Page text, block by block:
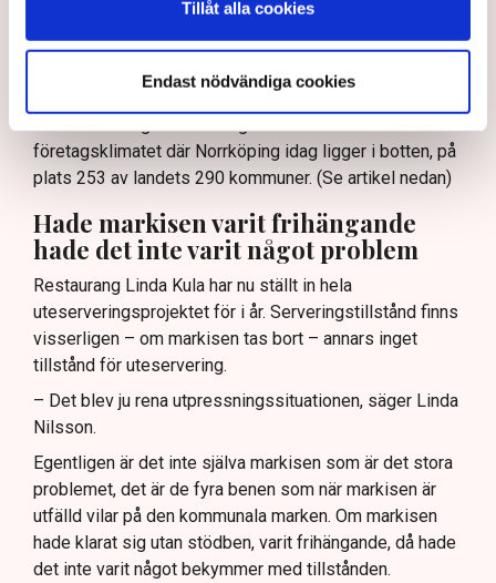
Tillåt alla cookies
Endast nödvändiga cookies
fulspel”, att ”en liten klick maximalt stretchar
systemet.”
– Det är typiskt för hur en del tjänstemän i kommunen
ser på oss, säger Linda Nilsson och hänvisar till
företagsklimatet där Norrköping idag ligger i botten, på
plats 253 av landets 290 kommuner. (Se artikel nedan)
Hade markisen varit frihängande
hade det inte varit något problem
Restaurang Linda Kula har nu ställt in hela
uteserveringsprojektet för i år. Serveringstillstånd finns
visserligen – om markisen tas bort – annars inget
tillstånd för uteservering.
– Det blev ju rena utpressningssituationen, säger Linda
Nilsson.
Egentligen är det inte själva markisen som är det stora
problemet, det är de fyra benen som när markisen är
utfälld vilar på den kommunala marken. Om markisen
hade klarat sig utan stödben, varit frihängande, då hade
det inte varit något bekymmer med tillstånden.